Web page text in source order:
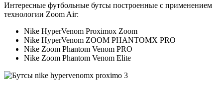
Интересные футбольные бутсы построенные с применением
технологии Zoom Air:
Nike HyperVenom Proximox Zoom
Nike HyperVenom ZOOM PHANTOMX PRO
Nike Zoom Phantom Venom PRO
Nike Zoom Phantom Venom Elite